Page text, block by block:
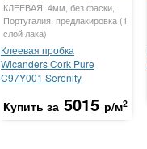
КЛЕЕВАЯ, 4мм, без фаски,
Португалия, предлакировка (1
слой лака)
Клеевая пробка
Wicanders Cork Pure
C97Y001 Serenity
Купить за 5015 р/м2